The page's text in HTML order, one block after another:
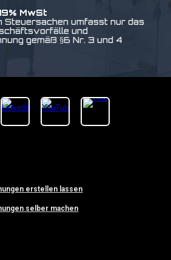
MwSt
Steuersachen umfasst nur das
und
gemäß §6 Nr. 3 und 4
erstellen lassen
selber machen